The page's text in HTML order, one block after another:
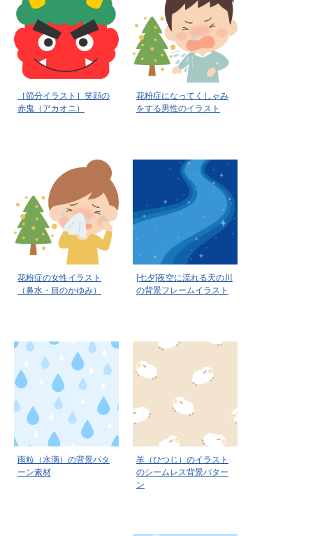
［節分イラスト］笑顔の
赤鬼（アカオニ）
花粉症になってくしゃみ
をする男性のイラスト
花粉症の女性イラスト
（鼻水・目のかゆみ）
[七夕]夜空に流れる天の川
の背景フレームイラスト
雨粒（水滴）の背景パタ
ーン素材
羊（ひつじ）のイラスト
のシームレス背景パター
ン